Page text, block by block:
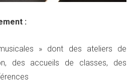
:
» dont des ateliers de
des accueils de classes, des